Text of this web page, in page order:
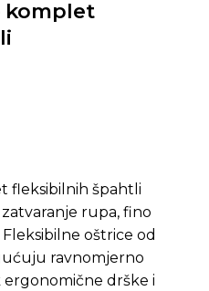
komplet
fleksibilnih špahtli
rupa, fino
oštrice od
ravnomjerno
ergonomične drške i